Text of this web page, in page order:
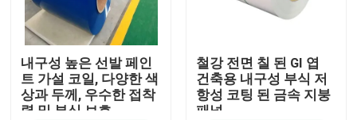
내구성 높은 선발 페인
트 가설 코일, 다양한 색
상과 두께, 우수한 접착
력 및 부식 보호
철강 전면 칠 된 GI 엽
건축용 내구성 부식 저
항성 코팅 된 금속 지붕
패널